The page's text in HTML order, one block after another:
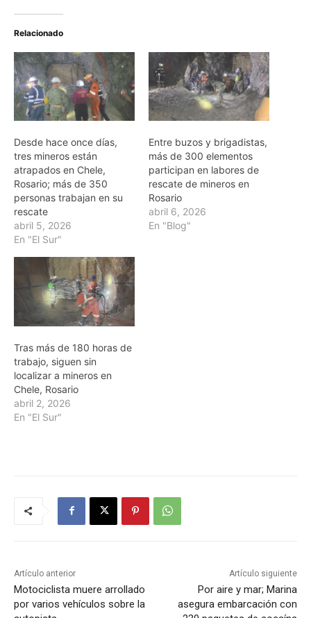
Relacionado
Desde hace once días,
tres mineros están
atrapados en Chele,
Rosario; más de 350
personas trabajan en su
rescate
abril 5, 2026
En "El Sur"
Entre buzos y brigadistas,
más de 300 elementos
participan en labores de
rescate de mineros en
Rosario
abril 6, 2026
En "Blog"
Tras más de 180 horas de
trabajo, siguen sin
localizar a mineros en
Chele, Rosario
abril 2, 2026
En "El Sur"
Artículo anterior
Motociclista muere arrollado
por varios vehículos sobre la
Artículo siguiente
Por aire y mar; Marina
asegura embarcación con